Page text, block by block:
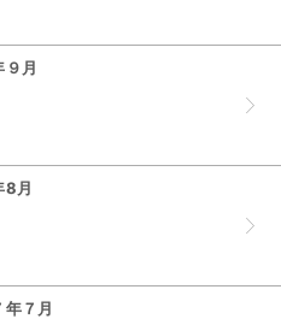
月
8月
７月